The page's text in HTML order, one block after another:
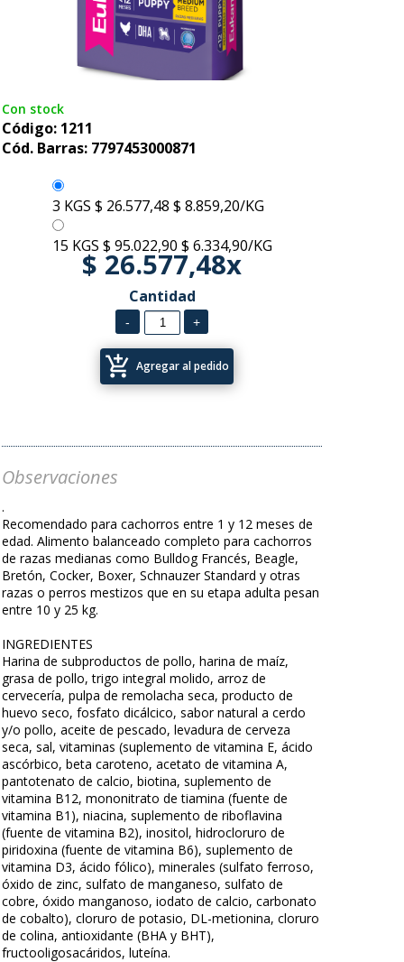
Con stock
Código: 1211
Cód. Barras: 7797453000871
3 KGS $ 26.577,48 $ 8.859,20/KG
15 KGS $ 95.022,90 $ 6.334,90/KG
$ 26.577,48x
Cantidad
add_shopping_cart Agregar al pedido
Observaciones
.
Recomendado para cachorros entre 1 y 12 meses de
edad. Alimento balanceado completo para cachorros
de razas medianas como Bulldog Francés, Beagle,
Bretón, Cocker, Boxer, Schnauzer Standard y otras
razas o perros mestizos que en su etapa adulta pesan
entre 10 y 25 kg.
INGREDIENTES
Harina de subproductos de pollo, harina de maíz,
grasa de pollo, trigo integral molido, arroz de
cervecería, pulpa de remolacha seca, producto de
huevo seco, fosfato dicálcico, sabor natural a cerdo
y/o pollo, aceite de pescado, levadura de cerveza
seca, sal, vitaminas (suplemento de vitamina E, ácido
ascórbico, beta caroteno, acetato de vitamina A,
pantotenato de calcio, biotina, suplemento de
vitamina B12, mononitrato de tiamina (fuente de
vitamina B1), niacina, suplemento de riboflavina
(fuente de vitamina B2), inositol, hidrocloruro de
piridoxina (fuente de vitamina B6), suplemento de
vitamina D3, ácido fólico), minerales (sulfato ferroso,
óxido de zinc, sulfato de manganeso, sulfato de
cobre, óxido manganoso, iodato de calcio, carbonato
de cobalto), cloruro de potasio, DL-metionina, cloruro
de colina, antioxidante (BHA y BHT),
fructooligosacáridos, luteína.